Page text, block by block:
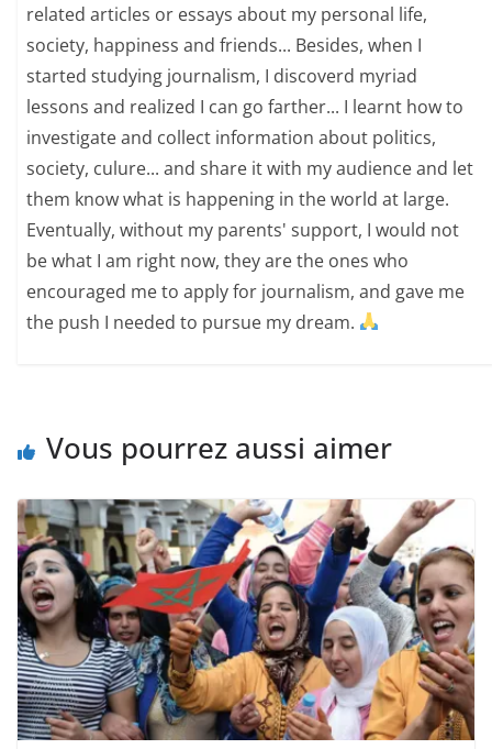
related articles or essays about my personal life,
society, happiness and friends... Besides, when I
started studying journalism, I discoverd myriad
lessons and realized I can go farther... I learnt how to
investigate and collect information about politics,
society, culure... and share it with my audience and let
them know what is happening in the world at large.
Eventually, without my parents' support, I would not
be what I am right now, they are the ones who
encouraged me to apply for journalism, and gave me
the push I needed to pursue my dream.
Vous pourrez aussi aimer